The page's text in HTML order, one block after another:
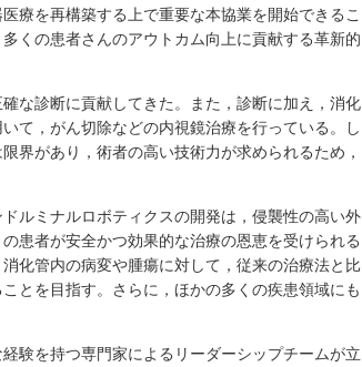
療を再構築する上で重要な本協業を開始できるこ
くの患者さんのアウトカム向上に貢献する革新的
な診断に貢献してきた。また，診断に加え，消化
て，がん切除などの内視鏡治療を行っている。し
界があり，術者の高い技術力が求められるため，
ルミナルロボティクスの開発は，侵襲性の高い外
患者が安全かつ効果的な治療の恩恵を受けられる
化管内の病変や腫瘍に対して，従来の治療法と比
とを目指す。さらに，ほかの多くの疾患領域にも
験を持つ専門家によるリーダーシップチームが立